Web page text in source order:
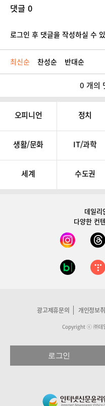
댓글 0
로그인 후 댓글을 작성하실 수
최신순 찬성순 반대순
0 개의
오피니언 정치
생활/문화 IT/과학
세계 수도권
데일
다양한 컨
광고제휴문의 개인정보
Copyright ⓒ ㈜데
로그인